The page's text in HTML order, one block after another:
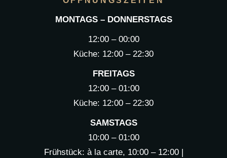
MONTAGS – DONNERSTAGS
12:00 – 00:00
Küche: 12:00 – 22:30
FREITAGS
12:00 – 01:00
Küche: 12:00 – 22:30
SAMSTAGS
10:00 – 01:00
Frühstück: à la carte, 10:00 – 12:00 |